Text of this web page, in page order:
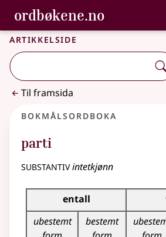
Gå til hovudinnhald
Tilgjenge
ordbøkene.no,
Bokmålsordboka og Nynorskordboka
Artikkelside
Til framsida
Bokmålsordboka
parti
substantivintetkjønn
Bøyingstabell for dette
entall
ubestemt
bestemt